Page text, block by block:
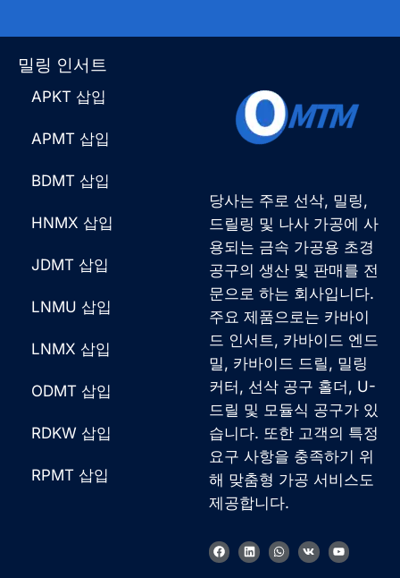
당사는 주로 선삭, 밀링,
드릴링 및 나사 가공에 사
용되는 금속 가공용 초경
공구의 생산 및 판매를 전
문으로 하는 회사입니다.
주요 제품으로는 카바이
드 인서트, 카바이드 엔드
밀, 카바이드 드릴, 밀링
커터, 선삭 공구 홀더, U-
드릴 및 모듈식 공구가 있
습니다. 또한 고객의 특정
요구 사항을 충족하기 위
해 맞춤형 가공 서비스도
제공합니다.
F
a
링
크
W
h
V
k
유
튜
밀링 인서트
APKT 삽입
APMT 삽입
BDMT 삽입
HNMX 삽입
JDMT 삽입
LNMU 삽입
LNMX 삽입
ODMT 삽입
RDKW 삽입
RPMT 삽입